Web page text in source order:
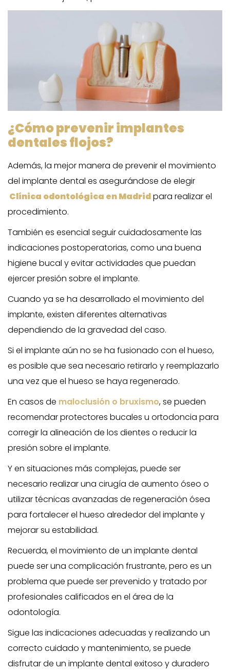
¿Cómo prevenir implantes
dentales flojos?
Además, la mejor manera de prevenir el movimiento
del implante dental es asegurándose de elegir
Clínica odontológica en Madridpara realizar el
procedimiento.
También es esencial seguir cuidadosamente las
indicaciones postoperatorias, como una buena
higiene bucal y evitar actividades que puedan
ejercer presión sobre el implante.
Cuando ya se ha desarrollado el movimiento del
implante, existen diferentes alternativas
dependiendo de la gravedad del caso.
Si el implante aún no se ha fusionado con el hueso,
es posible que sea necesario retirarlo y reemplazarlo
una vez que el hueso se haya regenerado.
En casos de maloclusión o bruxismo, se pueden
recomendar protectores bucales u ortodoncia para
corregir la alineación de los dientes o reducir la
presión sobre el implante.
Y en situaciones más complejas, puede ser
necesario realizar una cirugía de aumento óseo o
utilizar técnicas avanzadas de regeneración ósea
para fortalecer el hueso alrededor del implante y
mejorar su estabilidad.
Recuerda, el movimiento de un implante dental
puede ser una complicación frustrante, pero es un
problema que puede ser prevenido y tratado por
profesionales calificados en el área de la
odontología.
Sigue las indicaciones adecuadas y realizando un
correcto cuidado y mantenimiento, se puede
disfrutar de un implante dental exitoso y duradero